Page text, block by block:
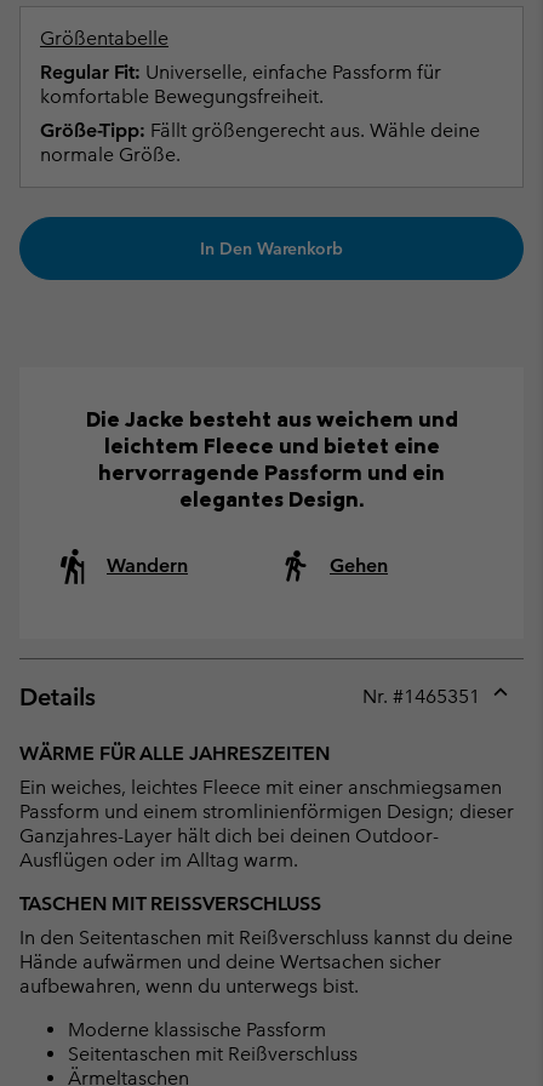
Größentabelle
Regular Fit: Universelle, einfache Passform für
komfortable Bewegungsfreiheit.
Größe-Tipp: Fällt größengerecht aus. Wähle deine
normale Größe.
In Den Warenkorb
Die Jacke besteht aus weichem und
leichtem Fleece und bietet eine
hervorragende Passform und ein
elegantes Design.
Wandern Gehen
Details Nr. #1465351
WÄRME FÜR ALLE JAHRESZEITEN
Ein weiches, leichtes Fleece mit einer anschmiegsamen
Passform und einem stromlinienförmigen Design; dieser
Ganzjahres-Layer hält dich bei deinen Outdoor-
Ausflügen oder im Alltag warm.
TASCHEN MIT REISSVERSCHLUSS
In den Seitentaschen mit Reißverschluss kannst du deine
Hände aufwärmen und deine Wertsachen sicher
aufbewahren, wenn du unterwegs bist.
Moderne klassische Passform
Seitentaschen mit Reißverschluss
Ärmeltaschen